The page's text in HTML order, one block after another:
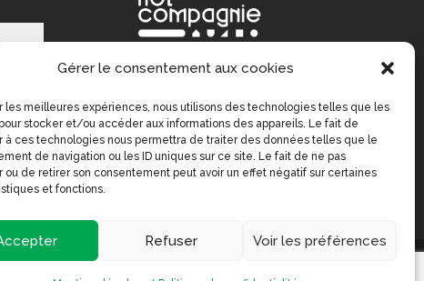
Gérer le consentement aux cookies
les meilleures expériences, nous utilisons des technologies telles que les
stocker et/ou accéder aux informations des appareils. Le fait de
à ces technologies nous permettra de traiter des données telles que le
de navigation ou les ID uniques sur ce site. Le fait de ne pas
ou de retirer son consentement peut avoir un effet négatif sur certaines
et fonctions.
Refuser Voir les préférences
une